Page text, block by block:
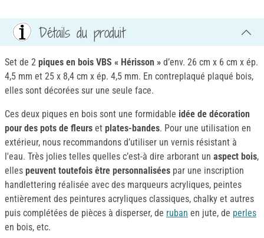
Détails du produit
Set de 2 piques en bois VBS « Hérisson » d’env. 26 cm x 6 cm x ép.
4,5 mm et 25 x 8,4 cm x ép. 4,5 mm. En contreplaqué plaqué bois,
elles sont décorées sur une seule face.
Ces deux piques en bois sont une formidable idée de décoration
pour des pots de fleurs et plates-bandes. Pour une utilisation en
extérieur, nous recommandons d’utiliser un vernis résistant à
l'eau. Très jolies telles quelles c’est-à dire arborant un aspect bois,
elles peuvent toutefois être personnalisées par une inscription
handlettering réalisée avec des marqueurs acryliques, peintes
entièrement des peintures acryliques classiques, chalky et autres
puis complétées de pièces à disperser, de ruban en jute, de perles
en bois, etc.